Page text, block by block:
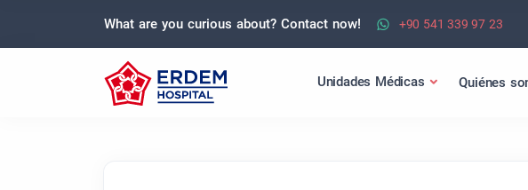
What are you curious about? Contact now! +90 541 339 97 23
Unidades Médicas Quiénes